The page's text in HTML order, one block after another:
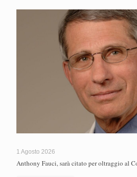
1 Agosto 2026
Anthony Fauci, sarà citato per oltraggio al